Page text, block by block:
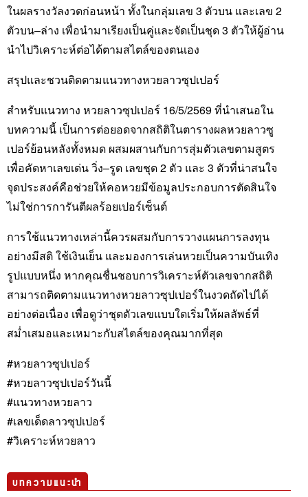
ในผลรางวัลงวดก่อนหน้า ทั้งในกลุ่มเลข 3 ตัวบน และเลข 2
ตัวบน–ล่าง เพื่อนำมาเรียงเป็นคู่และจัดเป็นชุด 3 ตัวให้ผู้อ่าน
นำไปวิเคราะห์ต่อได้ตามสไตล์ของตนเอง
สรุปและชวนติดตามแนวทางหวยลาวซุปเปอร์
สำหรับแนวทาง หวยลาวซุปเปอร์ 16/5/2569 ที่นำเสนอใน
บทความนี้ เป็นการต่อยอดจากสถิติในตารางผลหวยลาวซู
เปอร์ย้อนหลังทั้งหมด ผสมผสานกับการสุ่มตัวเลขตามสูตร
เพื่อคัดหาเลขเด่น วิ่ง–รูด เลขชุด 2 ตัว และ 3 ตัวที่น่าสนใจ
จุดประสงค์คือช่วยให้คอหวยมีข้อมูลประกอบการตัดสินใจ
ไม่ใช่การการันตีผลร้อยเปอร์เซ็นต์
การใช้แนวทางเหล่านี้ควรผสมกับการวางแผนการลงทุน
อย่างมีสติ ใช้เงินเย็น และมองการเล่นหวยเป็นความบันเทิง
รูปแบบหนึ่ง หากคุณชื่นชอบการวิเคราะห์ตัวเลขจากสถิติ
สามารถติดตามแนวทางหวยลาวซุปเปอร์ในงวดถัดไปได้
อย่างต่อเนื่อง เพื่อดูว่าชุดตัวเลขแบบใดเริ่มให้ผลลัพธ์ที่
สม่ำเสมอและเหมาะกับสไตล์ของคุณมากที่สุด
#หวยลาวซุปเปอร์
#หวยลาวซุปเปอร์วันนี้
#แนวทางหวยลาว
#เลขเด็ดลาวซุปเปอร์
#วิเคราะห์หวยลาว
บทความแนะนำ